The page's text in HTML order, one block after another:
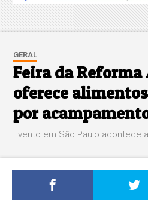
GERAL
Feira da
oferece
por
Evento em São Paulo acontece